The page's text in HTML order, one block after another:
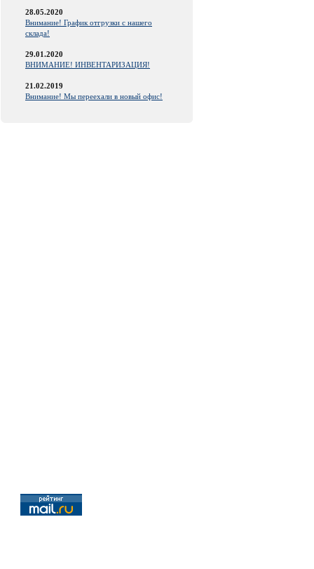
28.05.2020
Внимание! График отгрузки с нашего
склада!
29.01.2020
ВНИМАНИЕ! ИНВЕНТАРИЗАЦИЯ!
21.02.2019
Внимание! Мы переехали в новый офис!